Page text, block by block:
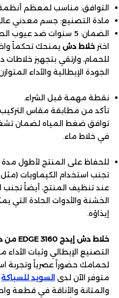
التوافق: مناسب لمعظم أنظمة
مادة التصنيع: جسم معدني
الضمان: 5 سنوات ضد عيوب الصناعة
اختر خلاط دش يمنحك تحكماً
للحمام، وارتقي بتجهيز
الجودة الإيطالية والأداء
نقطة مهمة قبل الشراء.
تأكد من مطابقة مقاس
توافق ضغط المياه لضمان
في خلاط ماء.
للحفاظ على المنتج لأطول
تجنب استخدام الكيماويات (مثل
عند تنظيف المنتج، أيضاً تجنب
الخشنة والأدوات الحادة التي
إيذاؤه.
خلاط دش إيدج EDGE 3160 من ديوجي DueGi
التصنيع الإيطالي وثبات
لحمامك حضوراً عصرياً وتجربة
متوفر الآن لدى السويد للسباكة
والمتانة والأناقة في قطعة